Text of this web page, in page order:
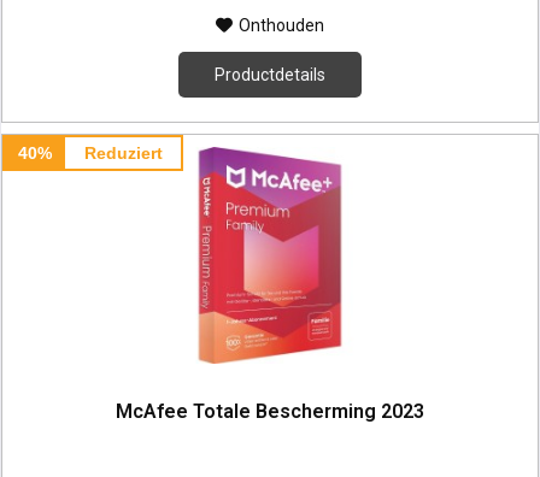
Onthouden
Productdetails
40% Reduziert
McAfee Totale Bescherming 2023